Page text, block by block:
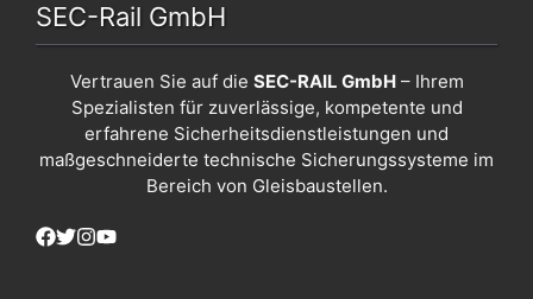
SEC-Rail GmbH
Vertrauen Sie auf die SEC-RAIL GmbH– Ihrem
Spezialisten für zuverlässige, kompetente und
erfahrene Sicherheitsdienstleistungen und
maßgeschneiderte technische Sicherungssysteme im
Bereich von Gleisbaustellen.